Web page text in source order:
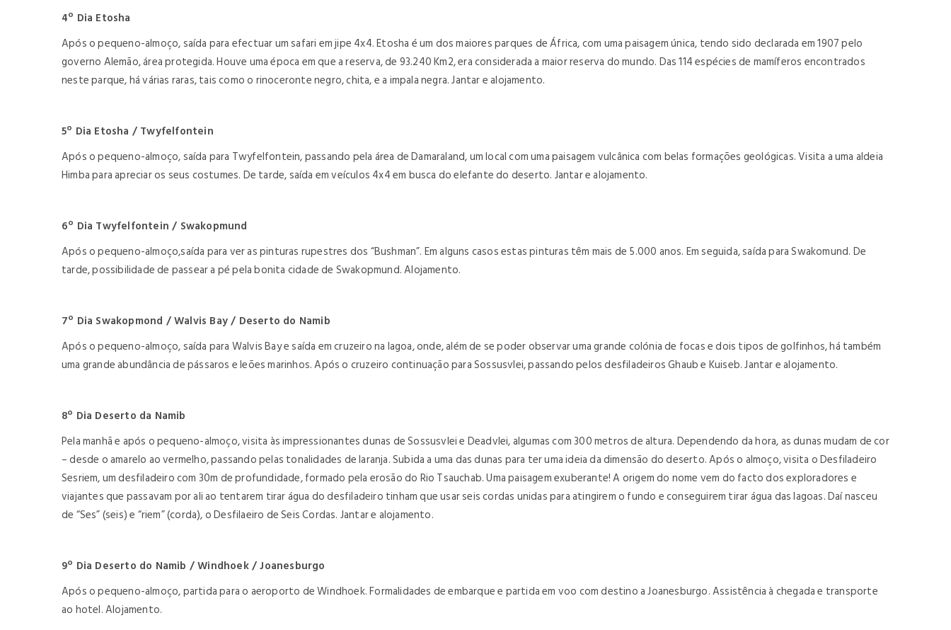
4º Dia Etosha
Após o pequeno-almoço, saída para efectuar um safari em jipe 4x4. Etosha é um dos maiores parques de África, com uma paisagem única, tendo sido declarada em 1907 pelo
governo Alemão, área protegida. Houve uma época em que a reserva, de 93.240 Km2, era considerada a maior reserva do mundo. Das 114 espécies de mamíferos encontrados
neste parque, há várias raras, tais como o rinoceronte negro, chita, e a impala negra. Jantar e alojamento.
5º Dia Etosha / Twyfelfontein
Após o pequeno-almoço, saída para Twyfelfontein, passando pela área de Damaraland, um local com uma paisagem vulcânica com belas formações geológicas. Visita a uma aldeia
Himba para apreciar os seus costumes. De tarde, saída em veículos 4x4 em busca do elefante do deserto. Jantar e alojamento.
6º Dia Twyfelfontein / Swakopmund
Após o pequeno-almoço,saída para ver as pinturas rupestres dos “Bushman”. Em alguns casos estas pinturas têm mais de 5.000 anos. Em seguida, saída para Swakomund. De
tarde, possibilidade de passear a pé pela bonita cidade de Swakopmund. Alojamento.
7º Dia Swakopmond / Walvis Bay / Deserto do Namib
Após o pequeno-almoço, saída para Walvis Bay e saída em cruzeiro na lagoa, onde, além de se poder observar uma grande colónia de focas e dois tipos de golfinhos, há também
uma grande abundância de pássaros e leões marinhos. Após o cruzeiro continuação para Sossusvlei, passando pelos desfiladeiros Ghaub e Kuiseb. Jantar e alojamento.
8º Dia Deserto da Namib
Pela manhã e após o pequeno-almoço, visita às impressionantes dunas de Sossusvlei e Deadvlei, algumas com 300 metros de altura. Dependendo da hora, as dunas mudam de cor
– desde o amarelo ao vermelho, passando pelas tonalidades de laranja. Subida a uma das dunas para ter uma ideia da dimensão do deserto. Após o almoço, visita o Desfiladeiro
Sesriem, um desfiladeiro com 30m de profundidade, formado pela erosão do Rio Tsauchab. Uma paisagem exuberante! A origem do nome vem do facto dos exploradores e
viajantes que passavam por ali ao tentarem tirar água do desfiladeiro tinham que usar seis cordas unidas para atingirem o fundo e conseguirem tirar água das lagoas. Daí nasceu
de “Ses” (seis) e “riem” (corda), o Desfilaeiro de Seis Cordas. Jantar e alojamento.
9º Dia Deserto do Namib / Windhoek / Joanesburgo
Após o pequeno-almoço, partida para o aeroporto de Windhoek. Formalidades de embarque e partida em voo com destino a Joanesburgo. Assistência à chegada e transporte
ao hotel. Alojamento.